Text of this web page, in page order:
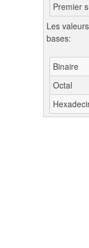
Premier
Les
bases:
Binaire
Octal